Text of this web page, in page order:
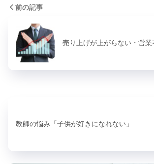
前の記事
売り上げが上がらない・営業
教師の悩み「子供が好きになれない」